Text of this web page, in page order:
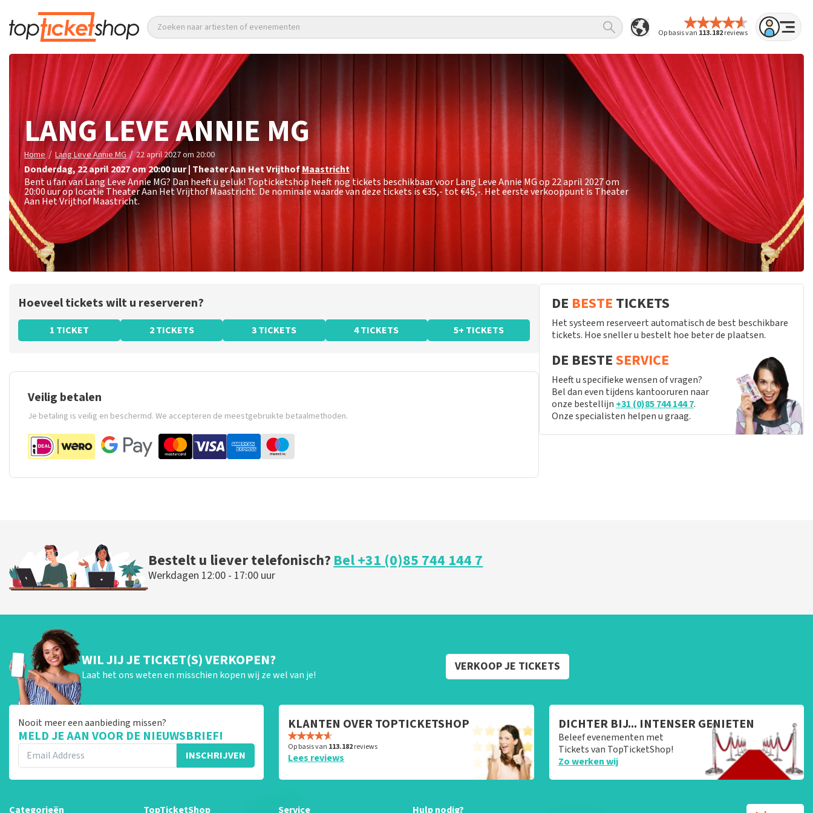
Op basis van 113.182reviews
Zoeken naar artiesten of evenementen
LANG LEVE ANNIE MG
Home / Lang Leve Annie MG / 22 april 2027 om 20:00
donderdag,22 april 2027 om 20:00uur| Theater Aan Het VrijthofMaastricht
Bent u fan van Lang Leve Annie MG? Dan heeft u geluk! Topticketshop heeft nog tickets beschikbaar voor Lang Leve Annie MG op 22 april 2027 om
20:00 uur op locatie Theater Aan Het Vrijthof Maastricht. De nominale waarde van deze tickets is€35,- tot €45,-. Het eerste verkooppunt is Theater
Aan Het Vrijthof Maastricht.
Hoeveel tickets wilt u reserveren?
1 TICKET 2 TICKETS 3 TICKETS 4 TICKETS 5+ TICKETS
Veilig betalen
Je betaling is veilig en beschermd. We accepteren de meestgebruikte betaalmethoden.
DE BESTE TICKETS
Het systeem reserveert automatisch de best beschikbare
tickets. Hoe sneller u bestelt hoe beter de plaatsen.
DE BESTESERVICE
Heeft u specifieke wensen of vragen?
Bel dan even tijdens kantooruren naar
onze bestellijn +31 (0)85 744 144 7.
Onze specialisten helpen u graag.
Bestelt u liever telefonisch?Bel +31 (0)85 744 144 7
Werkdagen 12:00 - 17:00 uur
WIL JIJ JE TICKET(S) VERKOPEN?
Laat het ons weten en misschien kopen wij ze wel van je!
VERKOOP JE TICKETS
Nooit meer een aanbieding missen?
MELD JE AAN VOOR DE NIEUWSBRIEF!
INSCHRIJVEN
KLANTEN OVER TOPTICKETSHOP
Op basis van 113.182reviews
Lees reviews
DICHTER BIJ... INTENSER GENIETEN
Beleef evenementen met
Tickets van TopTicketShop!
Zo werken wij
Categorieën TopTicketShop Service Hulp nodig?